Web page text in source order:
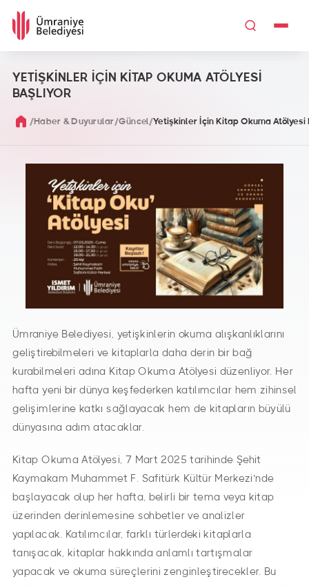
YETİŞKİNLER İÇİN KİTAP OKUMA ATÖLYESİ
BAŞLIYOR
/Haber & Duyurular/Güncel/Yetişkinler İçin Kitap Okuma Atölyesi
Ümraniye Belediyesi, yetişkinlerin okuma alışkanlıklarını
geliştirebilmeleri ve kitaplarla daha derin bir bağ
kurabilmeleri adına Kitap Okuma Atölyesi düzenliyor. Her
hafta yeni bir dünya keşfederken katılımcılar hem zihinsel
gelişimlerine katkı sağlayacak hem de kitapların büyülü
dünyasına adım atacaklar.
Kitap Okuma Atölyesi, 7 Mart 2025 tarihinde Şehit
Kaymakam Muhammet F. Safitürk Kültür Merkezi’nde
başlayacak olup her hafta, belirli bir tema veya kitap
üzerinden derinlemesine sohbetler ve analizler
yapılacak. Katılımcılar, farklı türlerdeki kitaplarla
tanışacak, kitaplar hakkında anlamlı tartışmalar
yapacak ve okuma süreçlerini zenginleştirecekler. Bu